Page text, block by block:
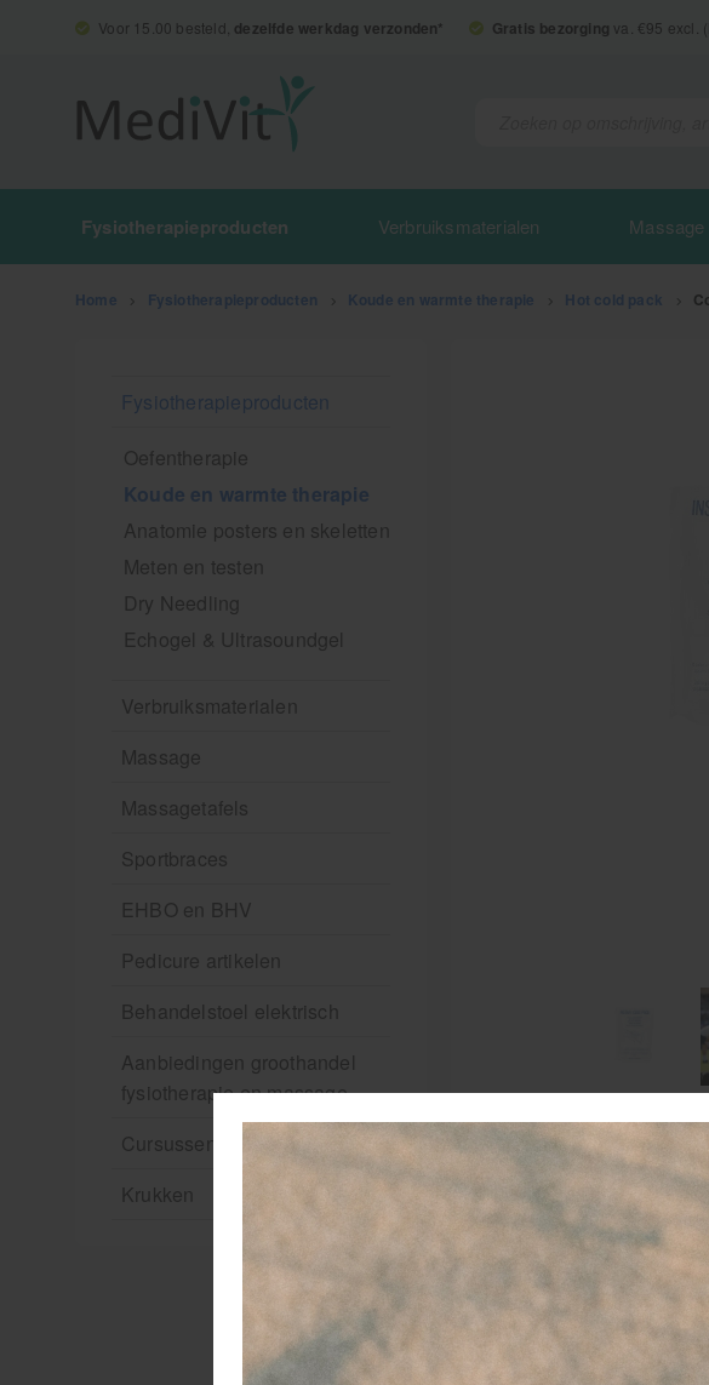
Voor 15.00 besteld, dezelfde werkdag verzonden* Gratis bezorging va. €95 excl.
Fysiotherapieproducten Verbruiksmaterialen Massage
Home Fysiotherapieproducten Koude en warmte therapie Hot cold pack
Fysiotherapieproducten
Oefentherapie
Koude en warmte therapie
Anatomie posters en skeletten
Meten en testen
Dry Needling
Echogel & Ultrasoundgel
Verbruiksmaterialen
Massage
Massagetafels
Sportbraces
EHBO en BHV
Pedicure artikelen
Behandelstoel elektrisch
Aanbiedingen groothandel
fysiotherapie en massage
Cursussen
Krukken